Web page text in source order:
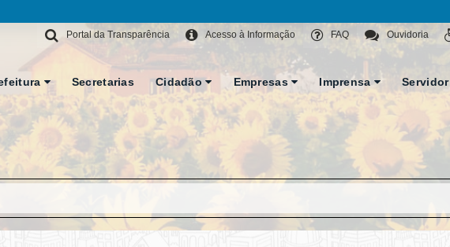
Ouvidoria
FAQ
Acesso à Informação
Portal da Transparência
Secretarias Cidadão Empresas Imprensa Servidor